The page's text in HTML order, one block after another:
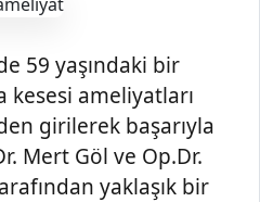
59 yaşındaki bir
kesesi ameliyatları
girilerek başarıyla
Mert Göl ve Op.Dr.
yaklaşık bir